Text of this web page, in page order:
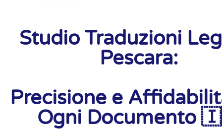
Studio Traduzioni
Pescara:
Precisione e
Ogni Documento